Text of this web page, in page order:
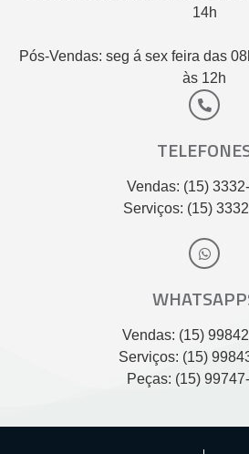
14h
Pós-Vendas: seg á sex feira das
às 12h
Vendas: (15)
Serviços: (15)
Vendas: (15)
Serviços: (15)
Peças: (15)